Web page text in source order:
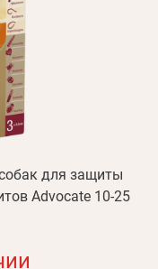
для защиты
Advocate 10-25